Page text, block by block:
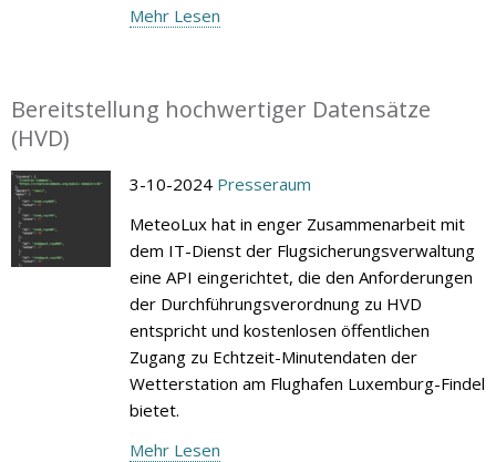
Mehr Lesen
Bereitstellung hochwertiger Datensätze
(HVD)
3-10-2024 Presseraum
MeteoLux hat in enger Zusammenarbeit mit
dem IT-Dienst der Flugsicherungsverwaltung
eine API eingerichtet, die den Anforderungen
der Durchführungsverordnung zu HVD
entspricht und kostenlosen öffentlichen
Zugang zu Echtzeit-Minutendaten der
Wetterstation am Flughafen Luxemburg-Findel
bietet.
Mehr Lesen